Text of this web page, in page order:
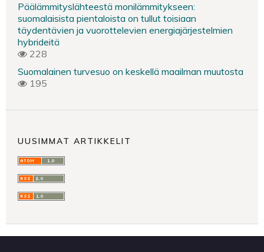
Päälämmityslähteestä monilämmitykseen:
suomalaisista pientaloista on tullut toisiaan
täydentävien ja vuorottelevien energiajärjestelmien
hybrideitä
228
Suomalainen turvesuo on keskellä maailman muutosta
195
UUSIMMAT ARTIKKELIT